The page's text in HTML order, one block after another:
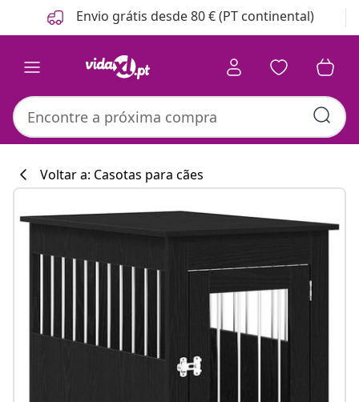
Anterior
Seguinte Envio grátis desde 80 € (PT continental)
Voltar a: Casotas para cães